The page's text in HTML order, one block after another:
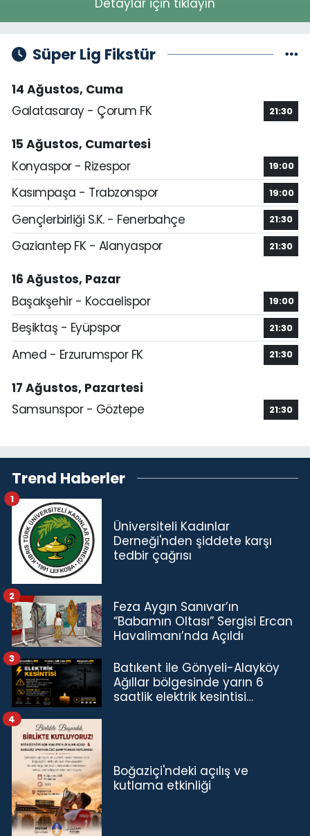
Süper Lig Fikstür
14 Ağustos, Cuma
Galatasaray - Çorum FK
21:30
15 Ağustos, Cumartesi
Konyaspor - Rizespor
19:00
Kasımpaşa - Trabzonspor 19:00
Gençlerbirliği S.K. - Fenerbahçe 21:30
Gaziantep FK - Alanyaspor 21:30
16 Ağustos, Pazar
Başakşehir - Kocaelispor
19:00
Beşiktaş - Eyüpspor 21:30
Amed - Erzurumspor FK 21:30
17 Ağustos, Pazartesi
Samsunspor - Göztepe
21:30
Trend Haberler
Üniversiteli Kadınlar
Derneği'nden şiddete karşı
tedbir çağrısı
1
Feza Aygın Sanıvar’ın
“Babamın Oltası” Sergisi Ercan
Havalimanı’nda Açıldı
2
Batıkent ile Gönyeli-Alayköy
Ağıllar bölgesinde yarın 6
saatlik elektrik kesintisi…
3
Boğaziçi'ndeki açılış ve
kutlama etkinliği
4